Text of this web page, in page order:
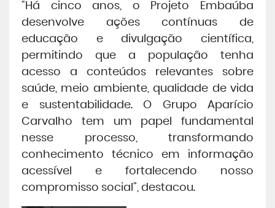
“Há cinco anos, o Projeto Embaúba
desenvolve ações contínuas de
educação e divulgação científica,
permitindo que a população tenha
acesso a conteúdos relevantes sobre
saúde, meio ambiente, qualidade de vida
e sustentabilidade. O Grupo Aparício
Carvalho tem um papel fundamental
nesse processo, transformando
conhecimento técnico em informação
acessível e fortalecendo nosso
compromisso social”, destacou.